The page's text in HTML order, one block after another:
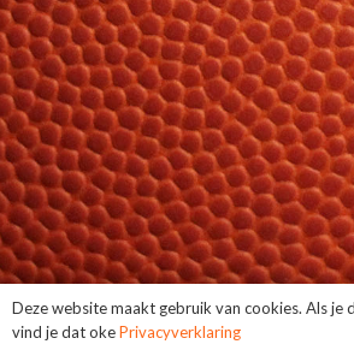
Deze website maakt gebruik van cookies. Als je
vind je dat okePrivacyverklaring